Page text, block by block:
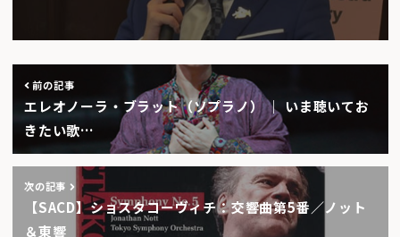
前の記事
エレオノーラ・ブラット（ソプラノ） ｜ いま聴いてお
きたい歌…
次の記事
【SACD】ショスタコーヴィチ：交響曲第5番／ノット
＆東響